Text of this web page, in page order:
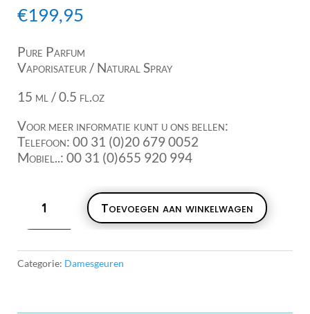
€199,95
Pure Parfum
Vaporisateur / Natural Spray
15 ml / 0.5 fl.oz
Voor meer informatie kunt u ons bellen:
Telefoon: 00 31 (0)20 679 0052
Mobiel..: 00 31 (0)655 920 994
Valentino
Toevoegen aan winkelwagen
Categorie: Damesgeuren